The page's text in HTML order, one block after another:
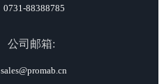
0731-88388785
公司邮箱:
sales@promab.cn